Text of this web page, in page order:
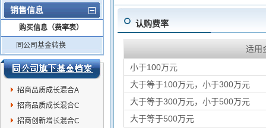
销售信息
购买信息（费率表）
同公司基金转换
招商品质成长混合A
招商品质成长混合C
招商创新增长混合C
认购费率
适用
小于100万元
大于等于100万元，小于300万元
大于等于300万元，小于500万元
大于等于500万元